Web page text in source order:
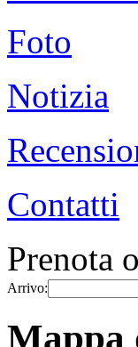
Foto
Notizia
Contatti
Prenota
Arrivo:
Mappa